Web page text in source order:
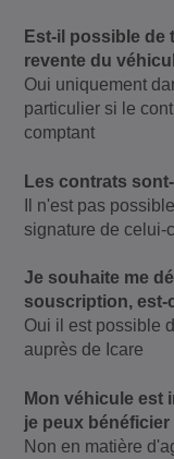
Est-il possible de
revente du
Oui uniquement
particulier si le
comptant
Les contrats
Il n'est pas
signature de celui-
Je souhaite me
souscription, est-
Oui il est possible
auprès de Icare
Mon véhicule est
je peux
Non en matière